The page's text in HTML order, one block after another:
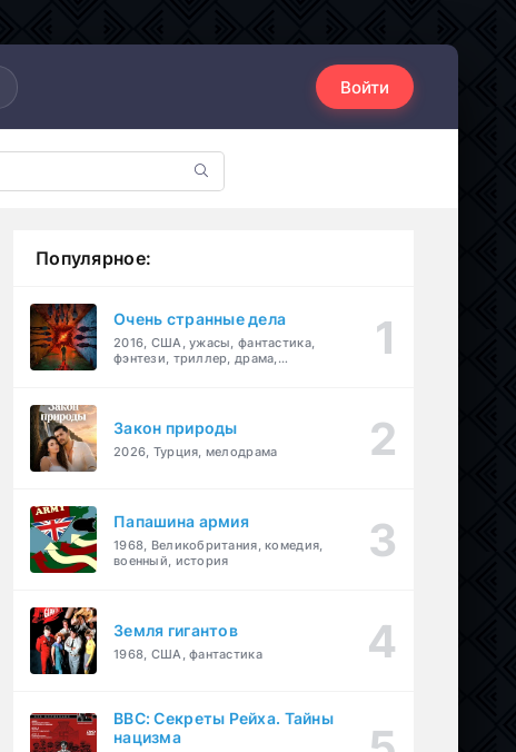
Войти
Популярное:
Очень странные дела
2016, США, ужасы, фантастика,
фэнтези, триллер, драма,
Закон природы
2026, Турция, мелодрама
Папашина армия
1968, Великобритания, комедия,
военный, история
Земля гигантов
1968, США, фантастика
BBC: Секреты Рейха. Тайны
нацизма